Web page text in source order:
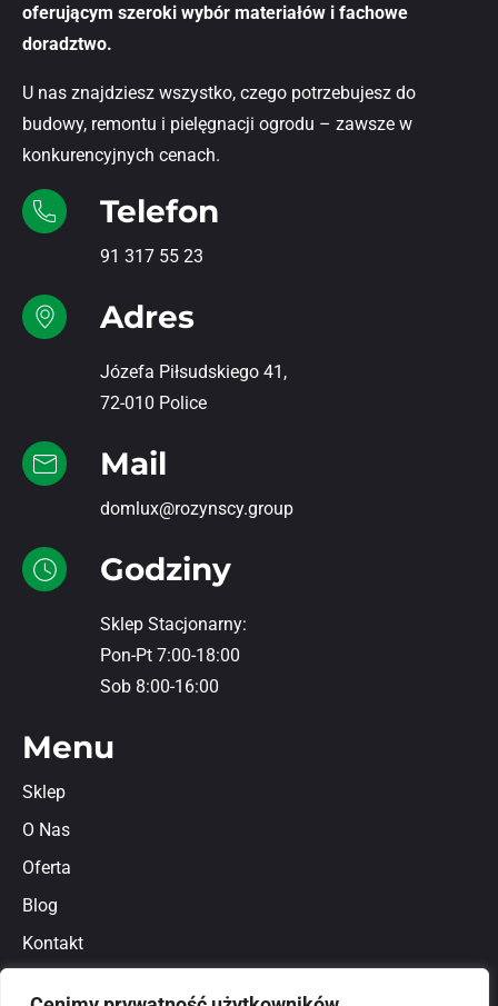
oferującym szeroki wybór materiałów i fachowe
doradztwo.
U nas znajdziesz wszystko, czego potrzebujesz do
budowy, remontu i pielęgnacji ogrodu – zawsze w
konkurencyjnych cenach.
Telefon
91 317 55 23
Adres
Józefa Piłsudskiego 41,
72-010 Police
Mail
domlux@rozynscy.group
Godziny
Sklep Stacjonarny:
Pon-Pt 7:00-18:00
Sob 8:00-16:00
Menu
Sklep
O Nas
Oferta
Blog
Kontakt